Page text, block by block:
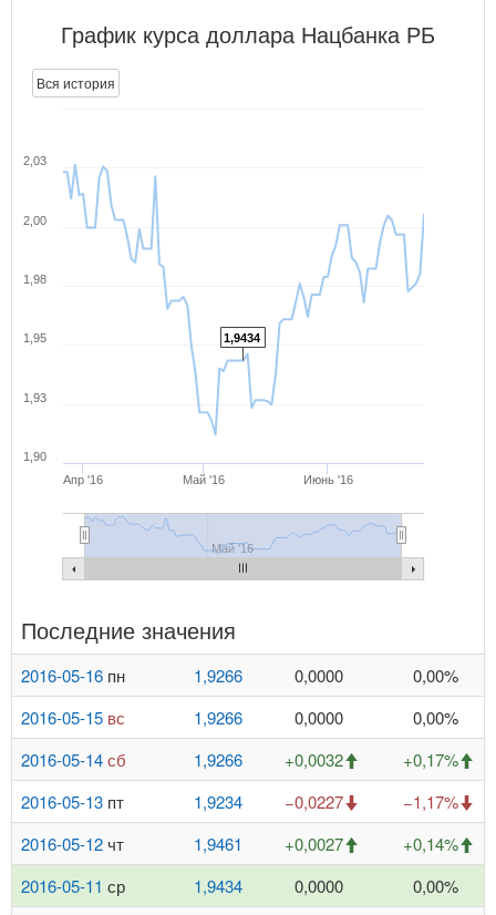
График курса доллара Нацбанка РБ
Вся история
1,9434
Апр '16 Май '16 Июнь '16
Май '16
1,90
1,93
1,95
1,98
2,00
2,03
Последние значения
2016-05-16 пн 1,9266 0,0000
0,00%
2016-05-15 вс 1,9266 0,0000
0,00%
2016-05-14сб 1,9266 +0,0032
+0,17%
2016-05-13 пт 1,9234 −0,0227
−1,17%
2016-05-12 чт 1,9461 +0,0027
+0,14%
2016-05-11 ср 1,9434 0,0000
0,00%